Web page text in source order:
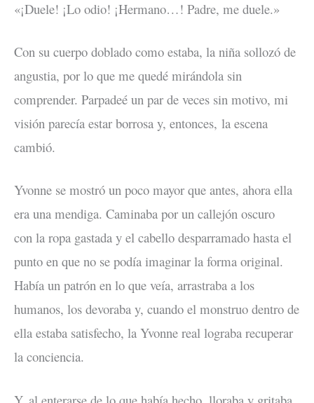
«¡Duele! ¡Lo odio! ¡Hermano…! Padre, me duele.»
Con su cuerpo doblado como estaba, la niña sollozó de
angustia, por lo que me quedé mirándola sin
comprender. Parpadeé un par de veces sin motivo, mi
visión parecía estar borrosa y, entonces, la escena
cambió.
Yvonne se mostró un poco mayor que antes, ahora ella
era una mendiga. Caminaba por un callejón oscuro
con la ropa gastada y el cabello desparramado hasta el
punto en que no se podía imaginar la forma original.
Había un patrón en lo que veía, arrastraba a los
humanos, los devoraba y, cuando el monstruo dentro de
ella estaba satisfecho, la Yvonne real lograba recuperar
la conciencia.